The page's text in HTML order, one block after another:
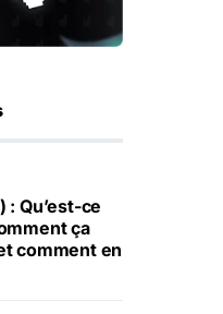
: Qu’est-ce
ça
comment en